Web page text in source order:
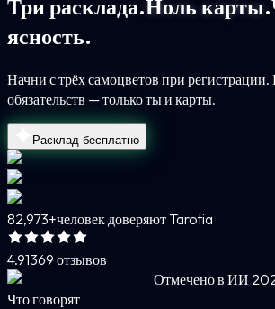
Три расклада.Ноль карты.
ясность.
Начни с трёх самоцветов при регистрации.
обязательств — только ты и карты.
Расклад бесплатно
82,973+человек доверяют Tarotia
4.91369 отзывов
Отмечено в ИИ
Что говорят